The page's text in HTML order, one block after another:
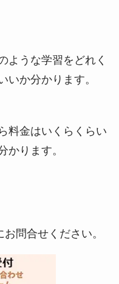
ような学習をどれく
いか分かります。
料金はいくらくらい
かります。
問合せください。